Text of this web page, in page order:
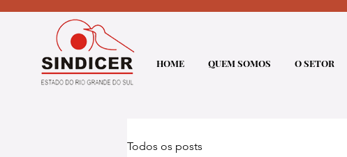
HOME QUEM SOMOS O SETOR
Todos os posts